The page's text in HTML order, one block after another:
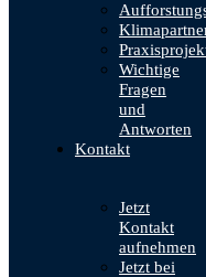
Wichtige
Fragen
und
Antworten
Kontakt
Jetzt
Kontakt
aufnehmen
Jetzt bei